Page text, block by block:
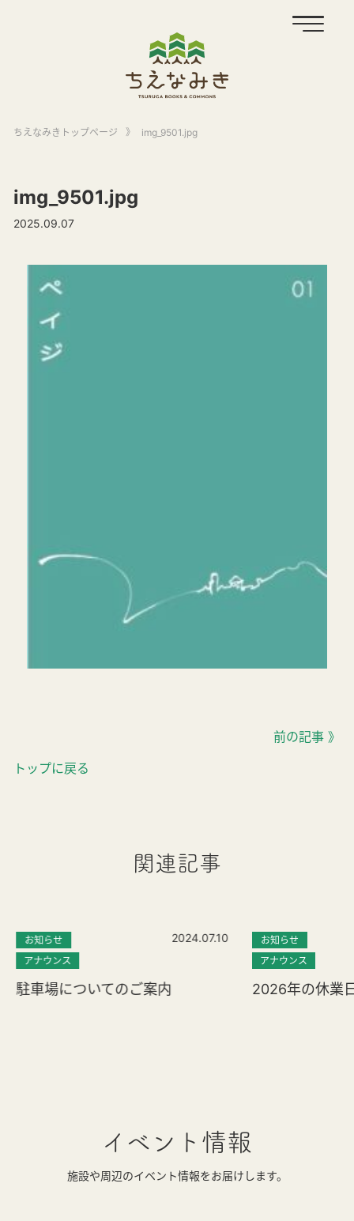
ちえなみきトップページ 》 img_9501.jpg
img_9501.jpg
2025.09.07
トップに戻る
前の記事 》
関連記事
お知らせ
アナウンス
2024.07.10
駐車場についてのご案内
お知らせ
アナウンス
2026年の休業
イベント情報
施設や周辺のイベント情報をお届けします。